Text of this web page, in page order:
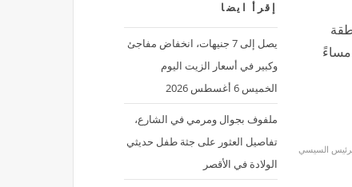
إقرأ ايضا
يصل إلى 7 جنيهات، انخفاض مفاجئ
وكبير في أسعار الزيت اليوم
الخميس 6 أغسطس 2026
ملفوف بجوال ومرمي في الشارع،
تفاصيل العثور على جثة طفل حديثي
الولادة في الأقصر
السيسي